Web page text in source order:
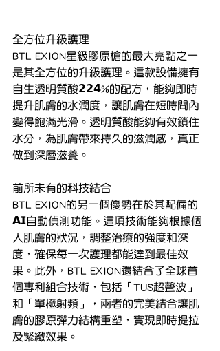
全方位升級護理
BTL EXION星級膠原槍的最大亮點之一
是其全方位的升級護理。這款設備擁有
自生透明質酸𝟮𝟮𝟰%的配方，能夠即時
提升肌膚的水潤度，讓肌膚在短時間內
變得飽滿光滑。透明質酸能夠有效鎖住
水分，為肌膚帶來持久的滋潤感，真正
做到深層滋養。
前所未有的科技結合
BTL EXION的另一個優勢在於其配備的
𝗔𝗜自動偵測功能。這項技術能夠根據個
人肌膚的狀況，調整治療的強度和深
度，確保每一次護理都能達到最佳效
果。此外，BTL EXION還結合了全球首
個專利組合技術，包括「TUS超聲波」
和「單極射頻」，兩者的完美結合讓肌
膚的膠原彈力結構重塑，實現即時提拉
及緊緻效果。